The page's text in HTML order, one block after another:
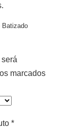
Batizado
marcados
*